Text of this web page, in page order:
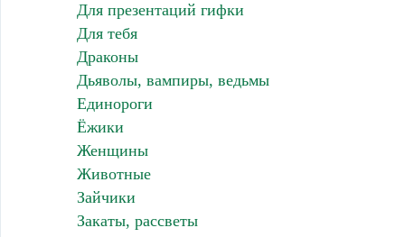
Для презентаций гифки
Для тебя
Драконы
Дьяволы, вампиры, ведьмы
Единороги
Ёжики
Женщины
Животные
Зайчики
Закаты, рассветы